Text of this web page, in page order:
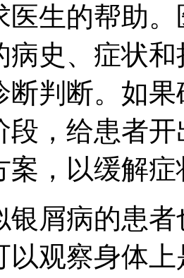
医生的帮助
病史、症状
断判断。如
段，给患者
案，以缓解
银屑病的患
以观察身体